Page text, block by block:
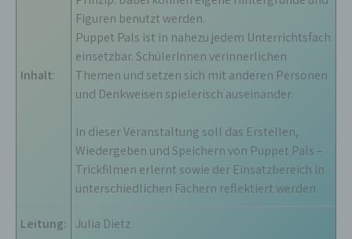
Inhalt:
Figuren benutzt werden.
Puppet Pals ist in nahezu jedem Unterrichtsfach
einsetzbar. SchülerInnen verinnerlichen
Themen und setzen sich mit anderen Personen
und Denkweisen spielerisch auseinander.
In dieser Veranstaltung soll das Erstellen,
Wiedergeben und Speichern von Puppet Pals –
Trickfilmen erlernt sowie der Einsatzbereich in
unterschiedlichen Fächern reflektiert werden.
Leitung: Julia Dietz
Untersuchungsauftrags nach dem Unionsrecht
oder dem Recht der Mitgliedstaaten
möglicherweise personenbezogene Daten
erhalten, gelten jedoch nicht als Empfänger.
j) Dritter
Dritter ist eine natürliche oder juristische
Person, Behörde, Einrichtung oder andere
Stelle außer der betroffenen Person, dem
Verantwortlichen, dem Auftragsverarbeiter und
den Personen, die unter der unmittelbaren
Verantwortung des Verantwortlichen oder des
Auftragsverarbeiters befugt sind, die
personenbezogenen Daten zu verarbeiten.